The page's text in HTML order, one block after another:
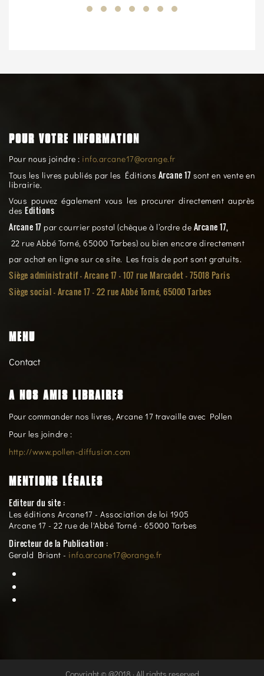
POUR VOTRE INFORMATION
Pour nous joindre : info.arcane17@orange.fr
Tous les livres publiés par les Éditions Arcane 17 sont en vente en
librairie.
Vous pouvez également vous les procurer directement auprès
des Editions
Arcane 17 par courrier postal (chèque à l’ordre de Arcane 17,
22 rue Abbé Torné, 65000 Tarbes) ou bien encore directement
par achat en ligne sur ce site. Les frais de port sont gratuits.
Siège administratif - Arcane 17 - 107 rue Marcadet - 75018 Paris
Siège social -Arcane 17 - 22 rue Abbé Torné, 65000 Tarbes
MENU
Contact
A NOS AMIS LIBRAIRES
Pour commander nos livres, Arcane 17 travaille avec Pollen
Pour les joindre :
http://www.pollen-diffusion.com
MENTIONS LÉGALES
Editeur du site :
Les éditions Arcane17 - Association de loi 1905
Arcane 17 - 22 rue de l'Abbé Torné - 65000 Tarbes
Directeur de la Publication :
Gerald Briant - info.arcane17@orange.fr